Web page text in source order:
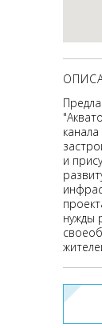
и
нужды